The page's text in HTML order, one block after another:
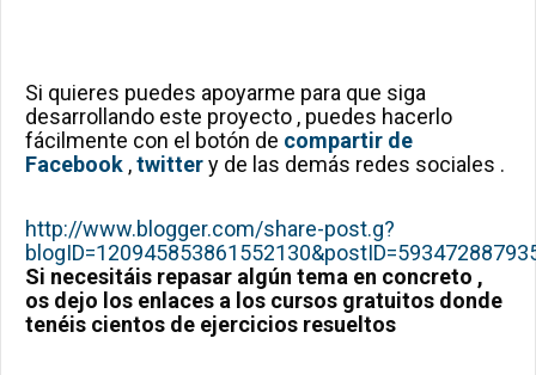
Si quieres puedes apoyarme para que siga
desarrollando este proyecto , puedes hacerlo
fácilmente con el botón de compartir de
Facebook ,twittery de las demás redes sociales .
http://www.blogger.com/share-post.g?
Si necesitáis repasar algún tema en concreto ,
os dejo los enlaces a los cursos gratuitos donde
tenéis cientos de ejercicios resueltos